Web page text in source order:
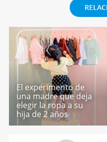
El experimento de
una madre que deja
elegir la ropa a su
hija de 2 años